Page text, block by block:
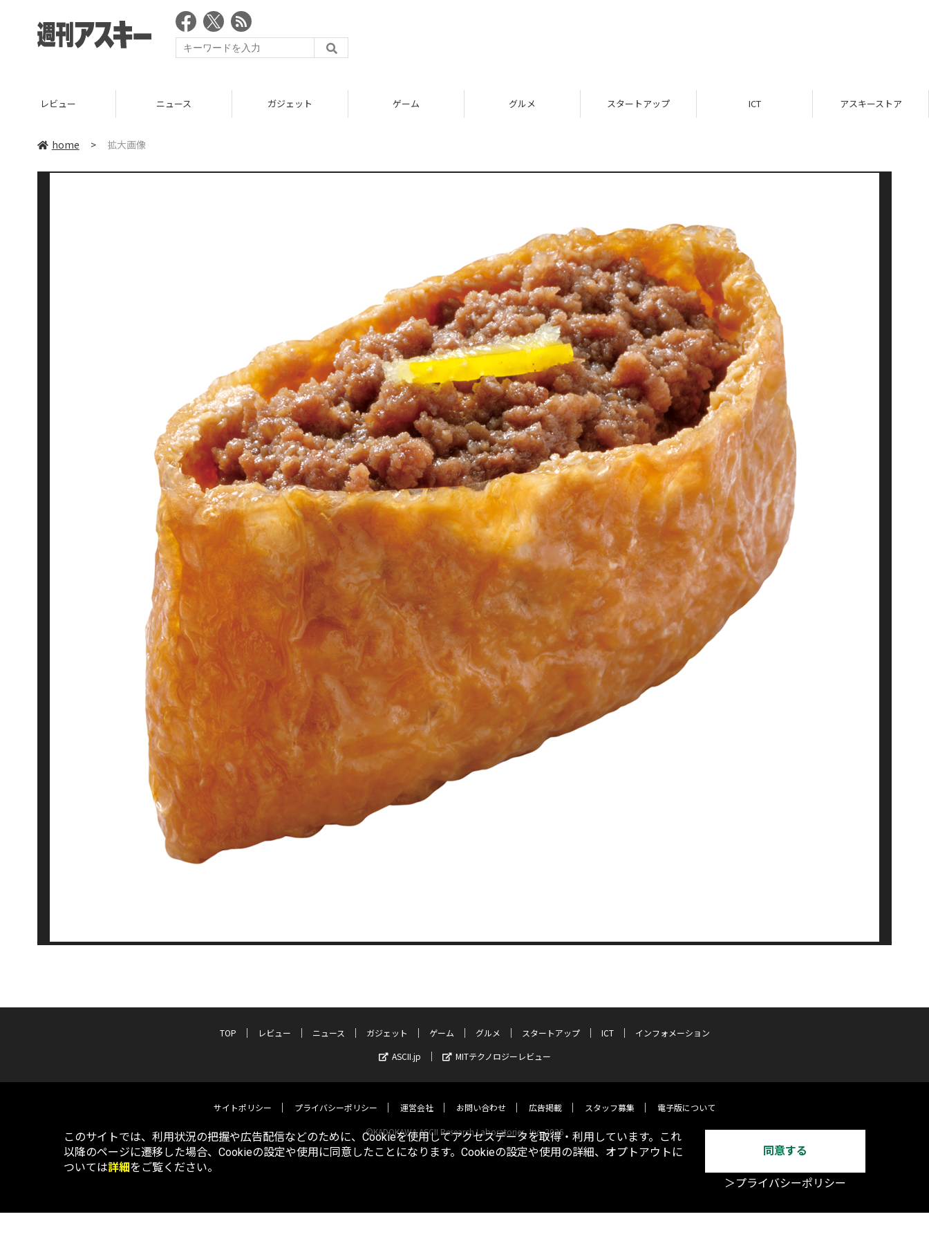
レビュー ニュース ガジェット ゲーム グルメ スタートアップ ICT アスキーストア
home > 拡大画像
TOP レビュー ニュース ガジェット ゲーム グルメ スタートアップ ICT
インフォメーション
ASCII.jp
MITテクノロジーレビュー
サイトポリシー プライバシーポリシー 運営会社 お問い合わせ 広告掲載 スタッフ募集 電子版について
©KADOKAWA ASCII Research Laboratories, Inc. 2026
このサイトでは、利用状況の把握や広告配信などのために、Cookieを使用してアクセスデータを取得・利用しています。これ
以降のページに遷移した場合、Cookieの設定や使用に同意したことになります。Cookieの設定や使用の詳細、オプトアウトに
ついては詳細をご覧ください。
同意する
＞プライバシーポリシー